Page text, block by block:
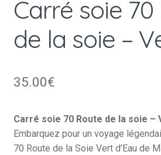
Carré soie
de la soie –
35.00€
Carré soie 70 Route de la soie –
Embarquez pour un voyage
70 Route de la Soie Vert d’Eau de